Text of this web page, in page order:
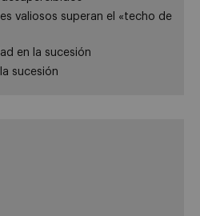
valiosos superan el «techo de
en la sucesión
sucesión